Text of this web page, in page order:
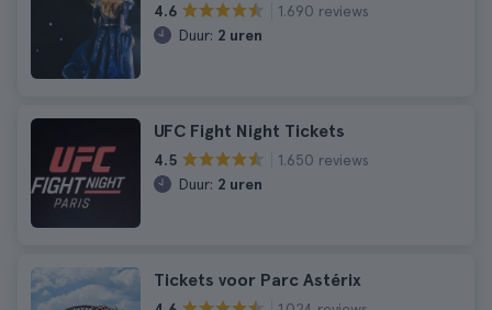
4.6
1.690 reviews
Duur: 2 uren
UFC Fight Night Tickets
4.5
1.650 reviews
Duur: 2 uren
Tickets voor Parc Astérix